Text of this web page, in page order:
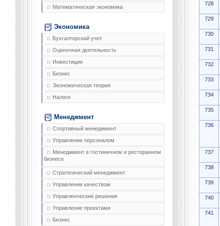
Математическая экономика
Экономика
Бухгалтерский учет
Оценочная деятельность
Инвестиции
Бизнес
Экономическая теория
Налоги
Менеджмент
Спортивный менеджмент
Управление персоналом
Менеджмент в гостиничном и ресторанном
бизнесе
Стратегический менеджмент
Управление качеством
Управленческие решения
Управление проектами
Бизнес
728
729
730
731
732
733
734
735
736
737
738
739
740
741